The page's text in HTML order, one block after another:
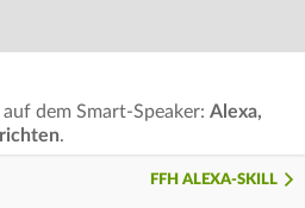
dem Smart-Speaker: Alexa,
.
FFH ALEXA-SKILL